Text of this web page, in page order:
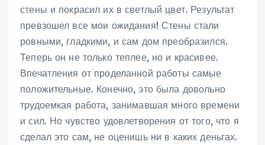
стены и покрасил их в светлый цвет. Результат
превзошел все мои ожидания! Стены стали
ровными, гладкими, и сам дом преобразился.
Теперь он не только теплее, но и красивее.
Впечатления от проделанной работы самые
положительные. Конечно, это была довольно
трудоемкая работа, занимавшая много времени
и сил. Но чувство удовлетворения от того, что я
сделал это сам, не оценишь ни в каких деньгах.